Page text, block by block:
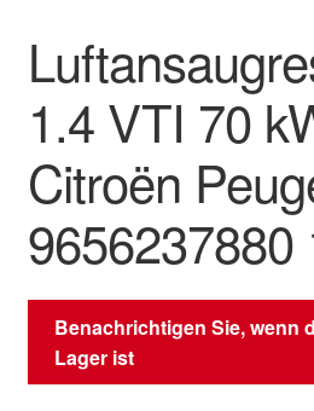
Weltweiter Versand
Zahlungen
1.4 VTI 70
Citroën
9656237880
Benachrichtigen Sie, wenn
Lager ist